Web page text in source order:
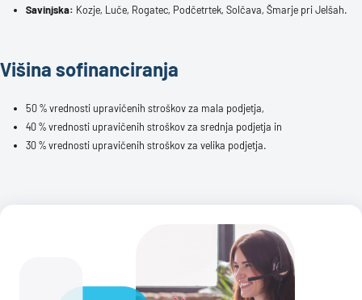
Savinjska: Kozje, Luče, Rogatec, Podčetrtek, Solčava, Šmarje pri Jelšah.
Višina sofinanciranja
50 % vrednosti upravičenih stroškov za mala podjetja,
40 % vrednosti upravičenih stroškov za srednja podjetja in
30 % vrednosti upravičenih stroškov za velika podjetja.